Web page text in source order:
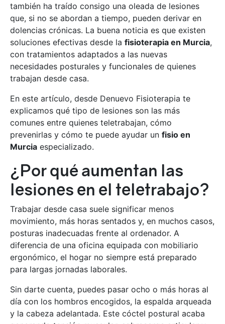
también ha traído consigo una oleada de lesiones
que, si no se abordan a tiempo, pueden derivar en
dolencias crónicas. La buena noticia es que existen
soluciones efectivas desde la fisioterapia en Murcia,
con tratamientos adaptados a las nuevas
necesidades posturales y funcionales de quienes
trabajan desde casa.
En este artículo, desde Denuevo Fisioterapia te
explicamos qué tipo de lesiones son las más
comunes entre quienes teletrabajan, cómo
prevenirlas y cómo te puede ayudar un fisio en
Murcia especializado.
¿Por qué aumentan las
lesiones en el teletrabajo?
Trabajar desde casa suele significar menos
movimiento, más horas sentados y, en muchos casos,
posturas inadecuadas frente al ordenador. A
diferencia de una oficina equipada con mobiliario
ergonómico, el hogar no siempre está preparado
para largas jornadas laborales.
Sin darte cuenta, puedes pasar ocho o más horas al
día con los hombros encogidos, la espalda arqueada
y la cabeza adelantada. Este cóctel postural acaba